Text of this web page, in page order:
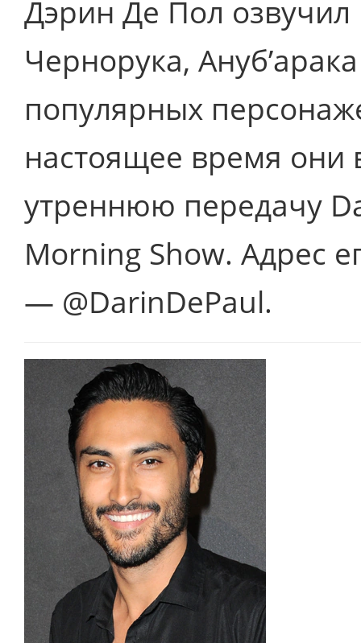
Дэрин Де Пол
Чернорука,
популярных
настоящее время они
утреннюю передачу
Morning Show. Адрес
— @DarinDePaul.